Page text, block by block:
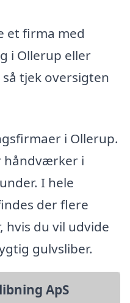
et firma med
i Ollerup eller
tjek oversigten
i Ollerup.
håndværker i
I hele
der flere
hvis du vil udvide
gulvsliber.
ApS